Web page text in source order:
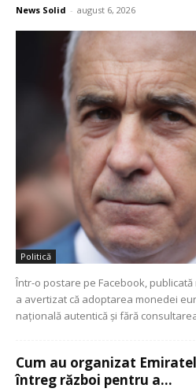
News Solid - august 6, 2026
Politică
Într-o postare pe Facebook,
a avertizat că adoptarea monedei
națională autentică și fără
Cum au organizat
întreg război pentru a...